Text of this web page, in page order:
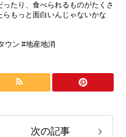
たり、食べられるものがたくさ
もっと面白いんじゃないかな
ウン #地産地消
次の記事